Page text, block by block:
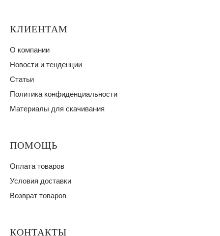
КЛИЕНТАМ
О компании
Новости и тенденции
Статьи
Политика конфиденциальности
Материалы для скачивания
ПОМОЩЬ
Оплата товаров
Условия доставки
Возврат товаров
КОНТАКТЫ